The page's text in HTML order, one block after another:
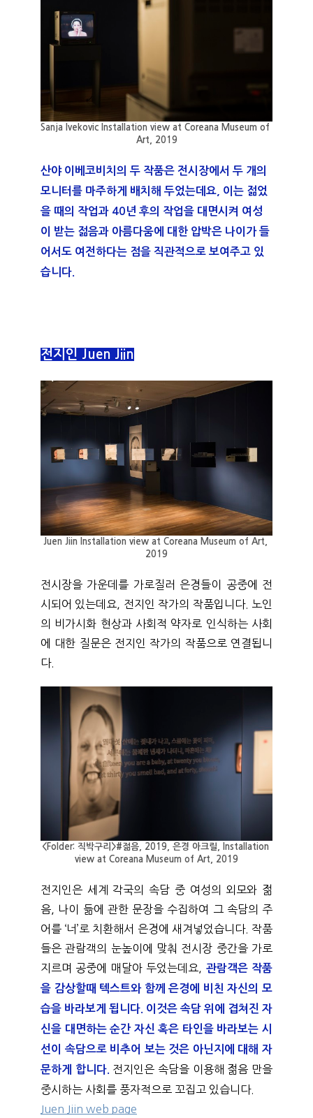
Sanja Ivekovic Installation view at Coreana Museum of
Art, 2019
산야 이베코비치의 두 작품은 전시장에서 두 개의
모니터를 마주하게 배치해 두었는데요, 이는 젊었
을 때의 작업과 40년 후의 작업을 대면시켜 여성
이 받는 젊음과 아름다움에 대한 압박은 나이가 들
어서도 여전하다는 점을 직관적으로 보여주고 있
습니다.
전지인 Juen Jiin
Juen Jiin Installation view at Coreana Museum of Art,
2019
전시장을 가운데를 가로질러 은경들이 공중에 전
시되어 있는데요, 전지인 작가의 작품입니다. 노인
의 비가시화 현상과 사회적 약자로 인식하는 사회
에 대한 질문은 전지인 작가의 작품으로 연결됩니
다.
<Folder: 직박구리>#젊음, 2019, 은경 아크릴, Installation
view at Coreana Museum of Art, 2019
전지인은 세계 각국의 속담 중 여성의 외모와 젊
음, 나이 듦에 관한 문장을 수집하여 그 속담의 주
어를 ‘너’로 치환해서 은경에 새겨넣었습니다. 작품
들은 관람객의 눈높이에 맞춰 전시장 중간을 가로
지르며 공중에 매달아 두었는데요, 관람객은 작품
을 감상할때 텍스트와 함께 은경에 비친 자신의 모
습을 바라보게 됩니다. 이것은 속담 위에 겹쳐진 자
신을 대면하는 순간 자신 혹은 타인을 바라보는 시
선이 속담으로 비추어 보는 것은 아닌지에 대해 자
문하게 합니다. 전지인은 속담을 이용해 젊음 만을
중시하는 사회를 풍자적으로 꼬집고 있습니다.
Juen Jiin web page